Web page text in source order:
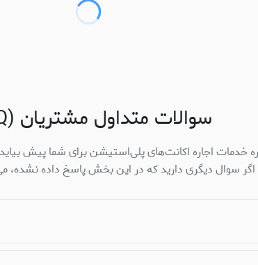
سوالات متداول مشتریان (FAQ)
اجاره اکانت‌های پلی‌استیشن برای شما پیش
سوال دیگری دارید که در این بخش پاسخ داده نشده،